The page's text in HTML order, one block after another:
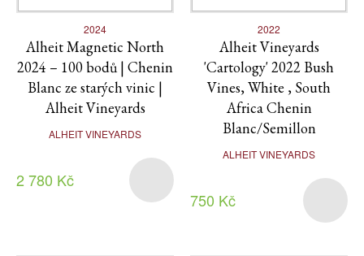
2024
Alheit Magnetic North
2024 – 100 bodů | Chenin
Blanc ze starých vinic |
Alheit Vineyards
ALHEIT VINEYARDS
2 780 Kč
2022
Alheit Vineyards
'Cartology' 2022 Bush
Vines, White , South
Africa Chenin
Blanc/Semillon
ALHEIT VINEYARDS
750 Kč